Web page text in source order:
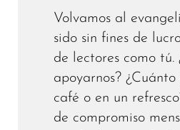
Volvamos al
sido sin fines de
de lectores como tú.
apoyarnos?
café o en un
de compromiso